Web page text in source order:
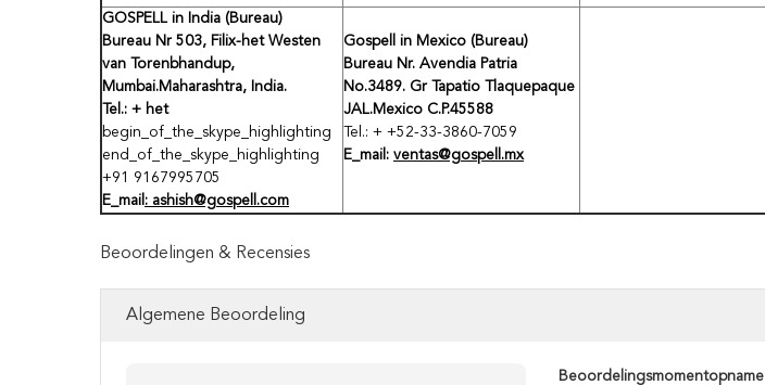
GOSPELL in India (Bureau)
Bureau Nr 503, Filix-het Westen
van Torenbhandup,
Mumbai.Maharashtra, India.
Tel.: + het
begin_of_the_skype_highlighting
end_of_the_skype_highlighting
+91 9167995705
E_mail : ashish@gospell.com
Gospell in Mexico (Bureau)
Bureau Nr. Avendia Patria
No.3489. Gr Tapatio Tlaquepaque
JAL.Mexico C.P.45588
Tel.: + +52-33-3860-7059
E_mail: ventas@gospell.mx
Beoordelingen & Recensies
Algemene Beoordeling
Beoordelingsmomentopname